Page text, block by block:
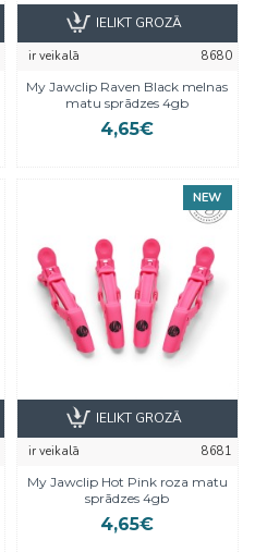
ir veikalā
8680
My Jawclip Raven Black melnas
matu sprādzes 4gb
4,65€
IELIKT GROZĀ
NEW
ir veikalā
8681
My Jawclip Hot Pink roza matu
sprādzes 4gb
4,65€
IELIKT GROZĀ